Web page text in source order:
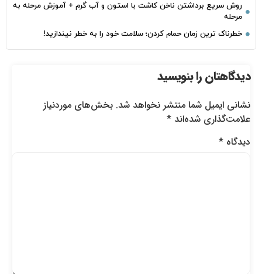
روش سریع برداشتن ناخن کاشت با استون و آب گرم + آموزش مرحله به
مرحله
خطرناک‌ ترین زمان‌ حمام کردن؛ سلامت خود را به خطر نیندازید!
دیدگاهتان را بنویسید
نشانی ایمیل شما منتشر نخواهد شد. بخش‌های موردنیاز
علامت‌گذاری شده‌اند*
دیدگاه*